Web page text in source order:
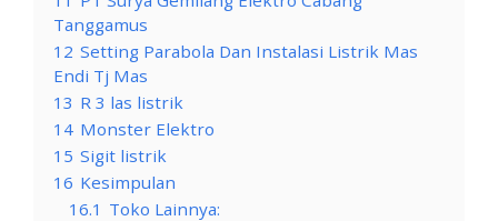
Tanggamus
12 Setting Parabola Dan Instalasi Listrik Mas
Endi Tj Mas
13 R 3 las listrik
14 Monster Elektro
15 Sigit listrik
16 Kesimpulan
16.1 Toko Lainnya: